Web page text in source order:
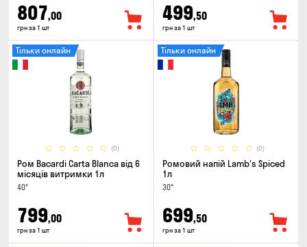
807,00
грн за 1 шт
499,50
грн за 1 шт
(0)
Тільки онлайн
Ром Bacardi Carta Blanca від 6
місяців витримки 1л
40°
799,00
грн за 1 шт
(0)
Тільки онлайн
Ромовий напій Lamb's Spiced
1л
30°
699,50
грн за 1 шт